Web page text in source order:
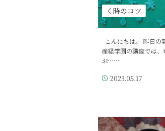
く時のコツ
こんにちは。 昨日の
産経学園の講座では、
お……
2023.05.17